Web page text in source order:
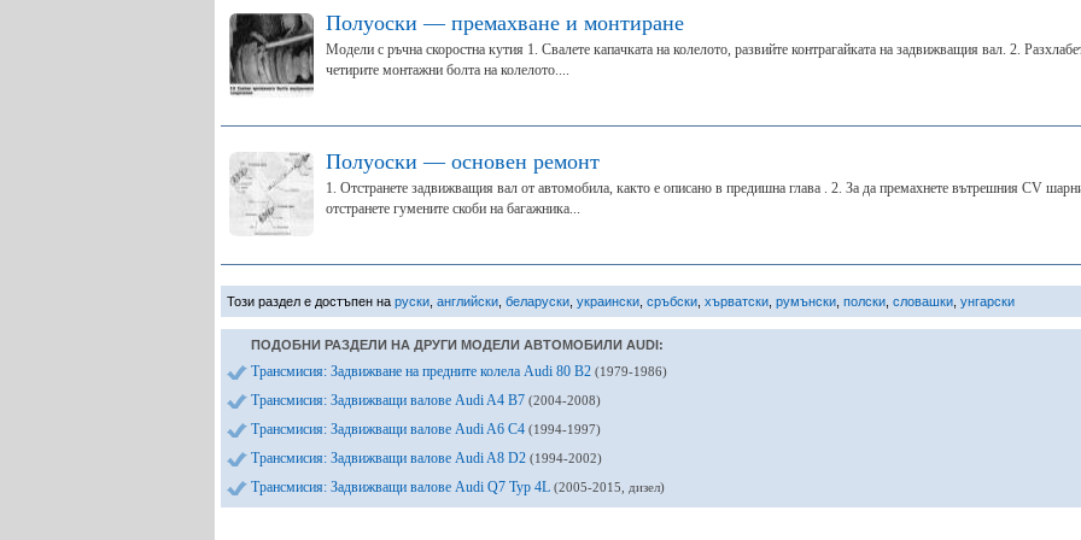
Полуоски — премахване и монтиране
Модели с ръчна скоростна кутия 1. Свалете капачката на колелото, развийте контрагайката на задвижващия вал. 2.
четирите монтажни болта на колелото....
Полуоски — основен ремонт
1. Отстранете задвижващия вал от автомобила, както е описано в предишна глава . 2. За да премахнете вътрешния CV
отстранете гумените скоби на багажника...
Този раздел е достъпен на руски английски беларуски украински сръбски хърватски румънски полски словашки унгарски
ПОДОБНИ РАЗДЕЛИ НА ДРУГИ МОДЕЛИ АВТОМОБИЛИ AUDI:
Трансмисия: Задвижване на предните колела Audi 80 B2 (1979-1986)
Трансмисия: Задвижващи валове Audi A4 B7 (2004-2008)
Трансмисия: Задвижващи валове Audi A6 C4 (1994-1997)
Трансмисия: Задвижващи валове Audi A8 D2 (1994-2002)
Трансмисия: Задвижващи валове Audi Q7 Typ 4L (2005-2015, дизел)